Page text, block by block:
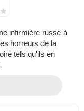
infirmière russe à
horreurs de la
tels qu'ils en